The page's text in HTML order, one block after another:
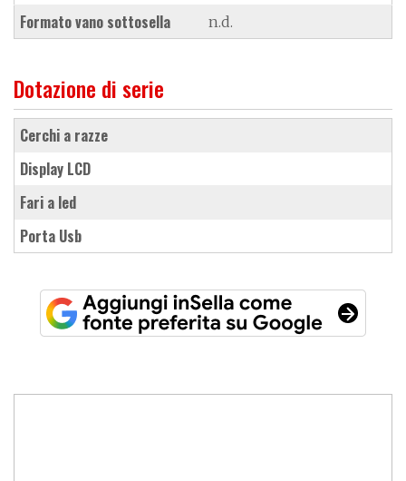
Formato vano sottosella n.d.
Dotazione di serie
cerchi a razze
display LCD
fari a led
porta Usb